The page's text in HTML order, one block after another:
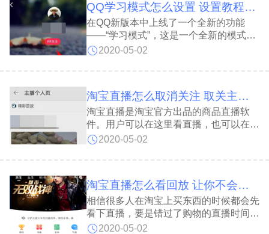
川成都，一睹环球中心的风采，下面让我
们来看看。
QQ学习模式怎么设置 设置教程介绍
在QQ新版本中上线了一个全新的功能
——“学习模式”，这是一个全新的模式，
那么QQ学习模式怎么设置呢？接下来小
2020-05-02
淘宝直播怎么取消关注 取关主播方法
淘宝直播是淘宝官方出品的商品直播软
件。用户可以在这里看直播，也可以在这
里作为主播，对于不喜欢的主播我们可以
下面的教程。
2020-05-02
淘宝直播怎么看回放 让你不会错误任何瞬间
相信很多人在淘宝上买东西的时候都会先
看下直播，要是错过了购物的直播时间怎
么办？其实还可以看回放来进行解决，不
2020-05-02